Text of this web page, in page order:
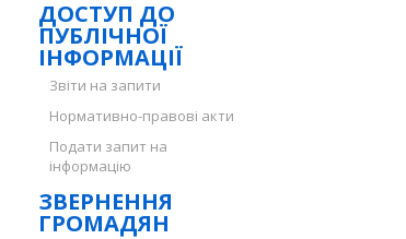
ДОСТУП ДО
ПУБЛІЧНОЇ
ІНФОРМАЦІЇ
Звіти на запити
Нормативно-правові акти
Подати запит на
інформацію
ЗВЕРНЕННЯ
ГРОМАДЯН